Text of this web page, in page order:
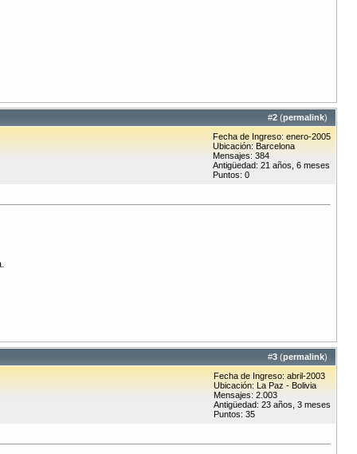
#2 (permalink)
Fecha de Ingreso: enero-2005
Ubicación: Barcelona
Mensajes: 384
Antigüedad: 21 años, 6 meses
Puntos: 0
#3 (permalink)
Fecha de Ingreso: abril-2003
Ubicación: La Paz - Bolivia
Mensajes: 2.003
Antigüedad: 23 años, 3 meses
Puntos: 35